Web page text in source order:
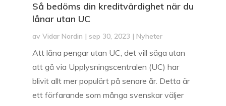
Så bedöms din kreditvärdighet när du
lånar utan UC
av Vidar Nordin | sep 30, 2023 | Nyheter
Att låna pengar utan UC, det vill säga utan
att gå via Upplysningscentralen (UC) har
blivit allt mer populärt på senare år. Detta är
ett förfarande som många svenskar väljer